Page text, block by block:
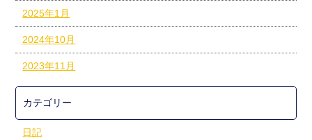
2025年1月
2024年10月
2023年11月
カテゴリー
日記